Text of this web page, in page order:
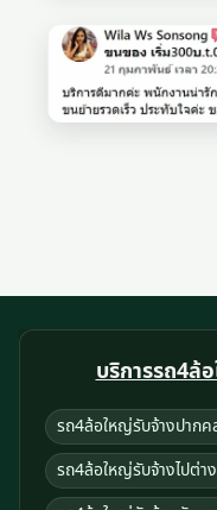
บริการรถ4ล้
รถ4ล้อใหญ่รับจ้างปากค
รถ4ล้อใหญ่รับจ้างไปต่า